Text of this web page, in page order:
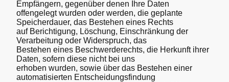
Empfängern, gegenüber denen Ihre Daten
offengelegt wurden oder werden, die geplante
Speicherdauer, das Bestehen eines Rechts
auf Berichtigung, Löschung, Einschränkung der
Verarbeitung oder Widerspruch, das
Bestehen eines Beschwerderechts, die Herkunft ihrer
Daten, sofern diese nicht bei uns
erhoben wurden, sowie über das Bestehen einer
automatisierten Entscheidungsfindung